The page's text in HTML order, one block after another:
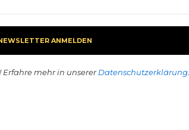
Erfahre mehr in unsererDatenschutzerklärung.